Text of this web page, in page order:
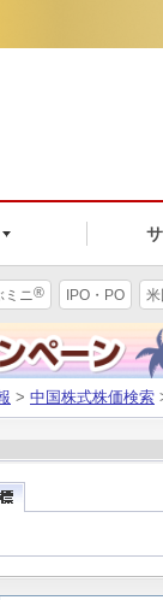
ミニ® IPO・PO
> 中国株式株価検索